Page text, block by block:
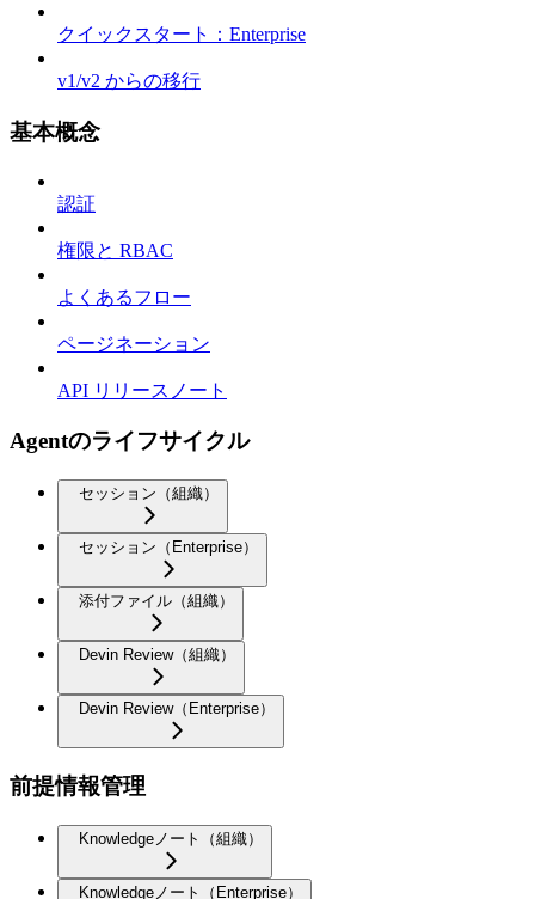
クイックスタート：Enterprise
v1/v2 からの移行
基本概念
認証
権限と RBAC
よくあるフロー
ページネーション
API リリースノート
Agentのライフサイクル
セッション（組織）
セッション（Enterprise）
添付ファイル（組織）
Devin Review（組織）
Devin Review（Enterprise）
前提情報管理
Knowledgeノート（組織）
Knowledgeノート（Enterprise）